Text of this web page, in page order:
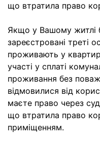
що втратила право
Якщо у Вашому житлі
зареєстровані треті
проживають у
участі у сплаті
проживання без
відмовилися від
маєте право через
що втратила право
приміщенням.